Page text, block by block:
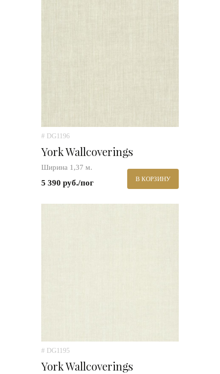
# DG1196
York Wallcoverings
Ширина 1,37 м.
5 390 руб./пог В КОРЗИНУ
# DG1195
York Wallcoverings